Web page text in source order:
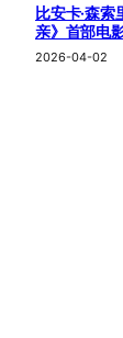
比安卡·森
亲》首部电
2026-04-02